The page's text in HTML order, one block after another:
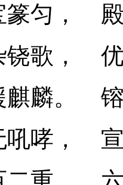
匀，
歌，
麟。
哮，